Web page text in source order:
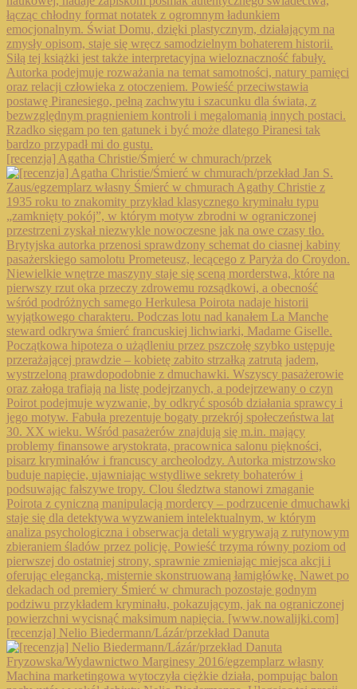
[recenzja] Agatha Christie/Śmierć w chmurach/przek
[recenzja] Nelio Biedermann/Lázár/przekład Danuta